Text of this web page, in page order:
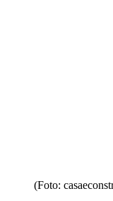
(Foto: